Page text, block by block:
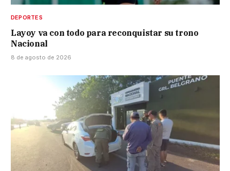
DEPORTES
Layoy va con todo para reconquistar su trono
Nacional
8 de agosto de 2026